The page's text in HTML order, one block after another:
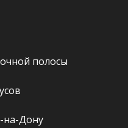
полосы
на-Дону